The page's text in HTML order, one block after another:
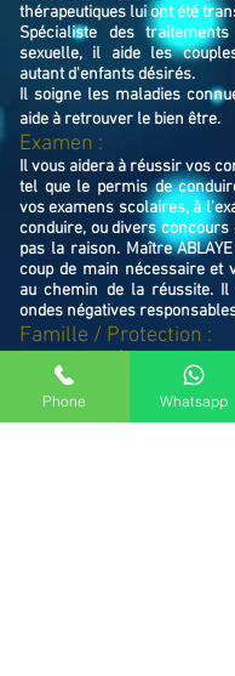
thérapeutiques lui ont été
Spécialiste des
sexuelle, il aide les
autant d'enfants désirés.
Il soigne les maladies
aide à retrouver le bien être.
Examen :
Il vous aidera à réussir vos
tel que le permis de
vos examens scolaires, à
conduire, ou divers concours
pas la raison. Maître
coup de main nécessaire et
au chemin de la réussite.
ondes négatives
Famille / Protection :
resserrera vos liens en cas
Ne restez pas avec vos
Maître ABLAYE marabout
Phone Whatsapp